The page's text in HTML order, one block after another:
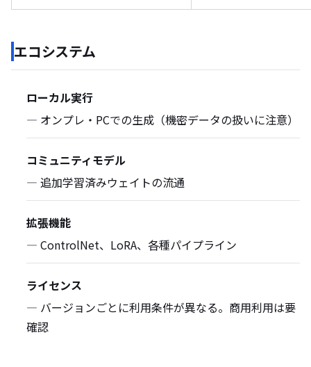
エコシステム
ローカル実行
— オンプレ・PCでの生成（機密データの扱いに注意）
コミュニティモデル
— 追加学習済みウェイトの流通
拡張機能
— ControlNet、LoRA、各種パイプライン
ライセンス
— バージョンごとに利用条件が異なる。商用利用は要
確認